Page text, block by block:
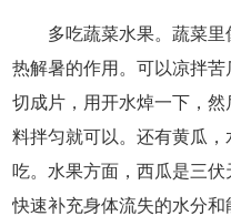
多吃蔬菜水果。蔬菜里
热解暑的作用。可以凉拌
切成片，用开水焯一下，
料拌匀就可以。还有黄瓜
吃。水果方面，西瓜是三
快速补充身体流失的水分